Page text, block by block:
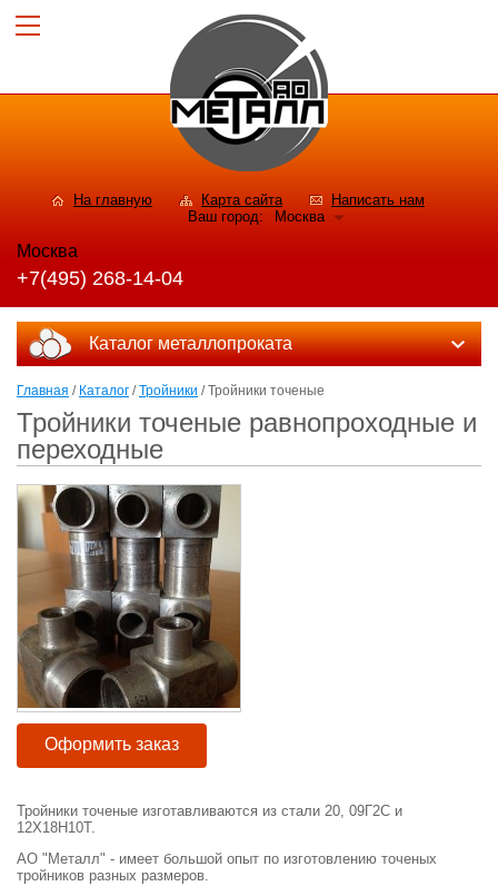
На главную Карта сайта
Написать нам
Ваш город:
Москва
Москва
+7(495) 268-14-04
Каталог металлопроката
Главная / Каталог /Тройники / Тройники точеные
Тройники точеные равнопроходные и
переходные
Оформить заказ
Тройники точеные изготавливаются из стали 20 09Г2С и
12Х18Н10Т.
АО " Металл" - имеет большой опыт по изготовлению точеных
тройников разных размеров